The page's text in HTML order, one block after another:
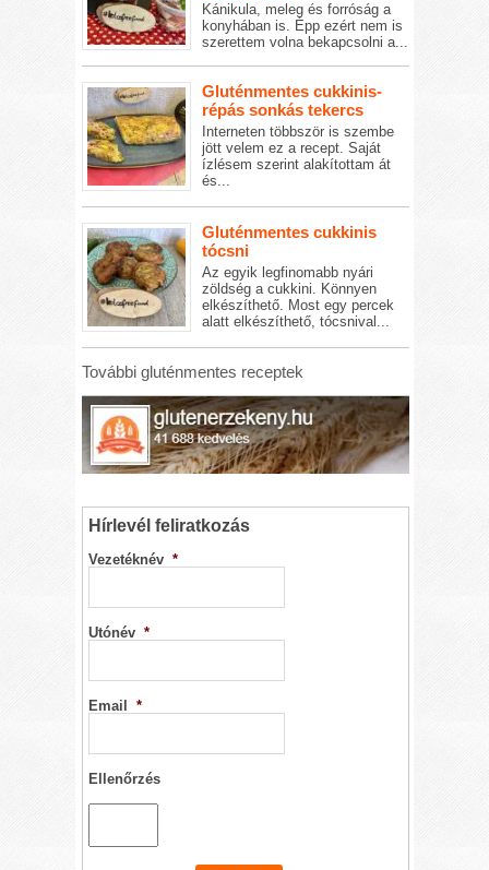
Kánikula, meleg és forróság a
konyhában is. Épp ezért nem is
szerettem volna bekapcsolni a...
Gluténmentes cukkinis-
répás sonkás tekercs
Interneten többször is szembe
jött velem ez a recept. Saját
ízlésem szerint alakítottam át
és...
Gluténmentes cukkinis
tócsni
Az egyik legfinomabb nyári
zöldség a cukkini. Könnyen
elkészíthető. Most egy percek
alatt elkészíthető, tócsnival...
További gluténmentes receptek
Hírlevél feliratkozás
Vezetéknév *
Utónév *
Email *
Ellenőrzés